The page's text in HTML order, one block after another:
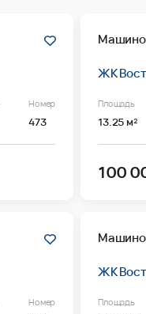
Номер
473
ЖК
Площадь
13.25 м²
100
Номер
ЖК
Площадь